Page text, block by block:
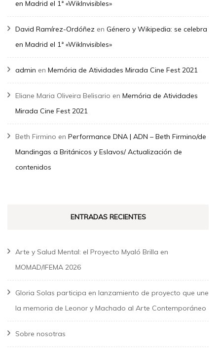
en Madrid el 1ª «WikInvisibles»
David Ramírez-Ordóñez en Género y Wikipedia: se celebra
en Madrid el 1ª «WikInvisibles»
admin en Memória de Atividades Mirada Cine Fest 2021
Eliane Maria Oliveira Belisario en Memória de Atividades
Mirada Cine Fest 2021
Beth Firmino en Performance DNA | ADN – Beth Firmino/de
Mandingas a Británicos y Eslavos/ Actualización de
contenidos
ENTRADAS RECIENTES
Arte y Salud Mental: el Proyecto Myaló Brilla en
MOMAD/IFEMA 2026
Gloria Solas participa en lanzamiento de proyecto que une
la memoria de Leonor y Machado al Arte Contemporáneo
Sobre nosotras